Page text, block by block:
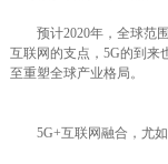
预计2020年，全球范围
互联网的支点，5G的到来
至重塑全球产业格局。
5G+互联网融合，尤如